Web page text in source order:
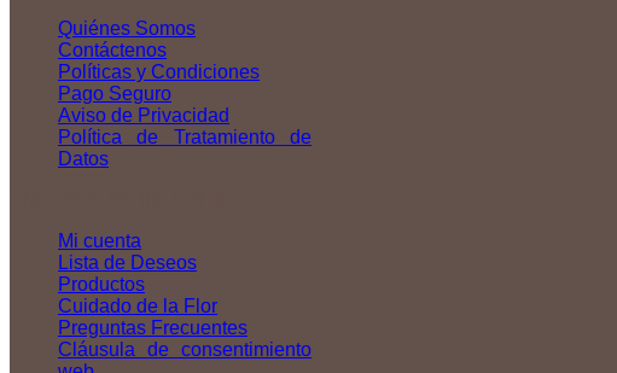
Quiénes Somos
Contáctenos
Políticas y Condiciones
Pago Seguro
Aviso de Privacidad
Política de Tratamiento de
Datos
Mi cuenta
Lista de Deseos
Productos
Cuidado de la Flor
Preguntas Frecuentes
Cláusula de consentimiento